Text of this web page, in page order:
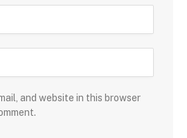
and website in this browser